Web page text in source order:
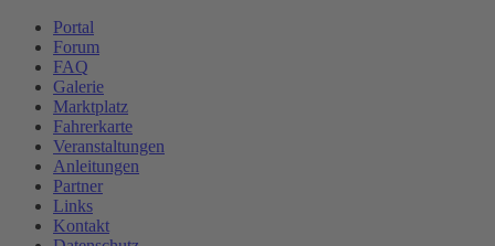
Portal
Forum
FAQ
Galerie
Marktplatz
Fahrerkarte
Veranstaltungen
Anleitungen
Partner
Links
Kontakt